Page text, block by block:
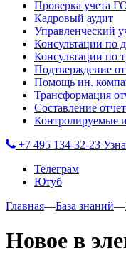
Проверка учета
Кадровый аудит
Управленческий
Консультации по
Консультации по
Подтверждение
Помощь ин.
Трансформация
Составление
Контролируемые
+7 495 134-32-23
Телеграм
Ютуб
Главная—База знаний—
Новое в